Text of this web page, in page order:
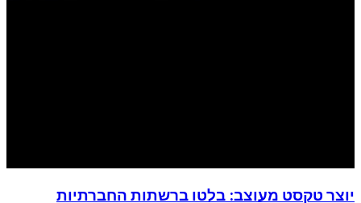
יוצר טקסט מעוצב: בלטו ברשתות החברתיות